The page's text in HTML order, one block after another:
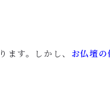
ます。しかし、 お仏壇